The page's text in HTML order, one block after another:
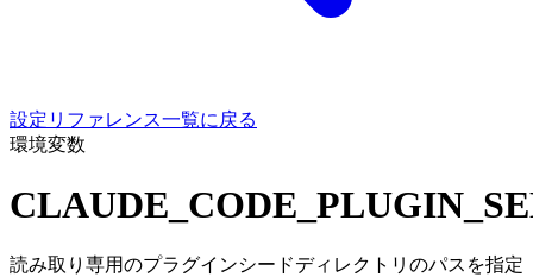
設定リファレンス一覧に戻る
環境変数
読み取り専用のプラグインシードディレクトリのパスを指定